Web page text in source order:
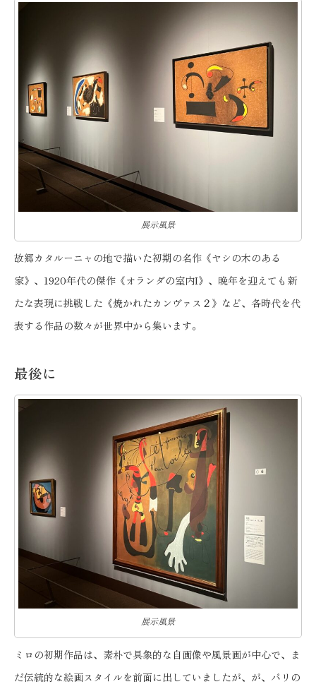
展示風景
故郷カタルーニャの地で描いた初期の名作《ヤシの木のある
家》、1920年代の傑作《オランダの室内I》、晩年を迎えても新
たな表現に挑戦した《焼かれたカンヴァス２》など、各時代を代
表する作品の数々が世界中から集います。
最後に
展示風景
ミロの初期作品は、素朴で具象的な自画像や風景画が中心で、ま
だ伝統的な絵画スタイルを前面に出していましたが、が、パリの